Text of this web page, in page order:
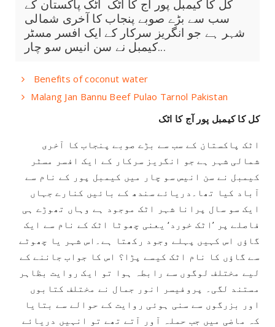
کل کا کیمبل پور آج کا اٹک اٹک پاکستان کے
سب سے بڑے صوبے پنجاب کا آخری شمالی
شہر ہے جو انگریز سرکار کے ایک افسر مسٹر
کیمبل نے سن انیس سو چار...
Benefits of coconut water
Malang Jan Bannu Beef Pulao Tarnol Pakistan
کل کا کیمبل پور آج کا اٹک
شمالی شہر ہے جو انگریز سرکار کے ایک افسر مسٹر
کیمبل نے سن انیس سو چار میں کیمبل پور کے نام سے
آباد کیا تھا۔دریائے سندھ کے بائیں کنارے جہاں
ایک سو سال پرانا شہر اٹک موجود ہے وہاں تھوڑے ہی
فاصلے پر ’اٹک خورد‘ یعنی چھوٹا اٹک کے نام سے ایک
گاؤں اس کہیں پہلے وجود رکھتا ہے۔اس شہر یا چھوٹے
سے گاؤں کا نام اٹک کیسے پڑا؟ اس کا جواب جاننے کے
لیے مختلف لوگوں سے رابطہ ہوا تو ایک روایت بظاہر
مستند لگی۔ پروفیسر انور جمال نے مختلف کتابوں
اور بزرگوں سے سنی ہوئی روایت کے حوالے سے بتایا
کہ ماضی میں جب حملہ آور آتے تھے تو انہیں دریائے